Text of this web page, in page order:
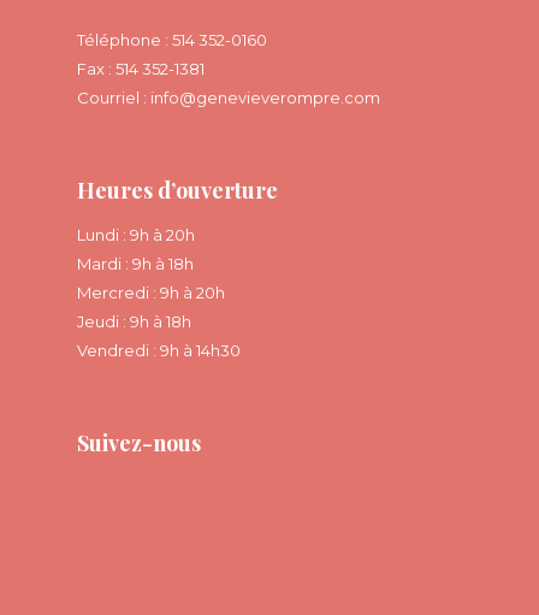
Téléphone : 514 352-0160
Fax : 514 352-1381
Courriel : info@genevieverompre.com
Heures d’ouverture
Lundi : 9h à 20h
Mardi : 9h à 18h
Mercredi : 9h à 20h
Jeudi : 9h à 18h
Vendredi : 9h à 14h30
Suivez-nous